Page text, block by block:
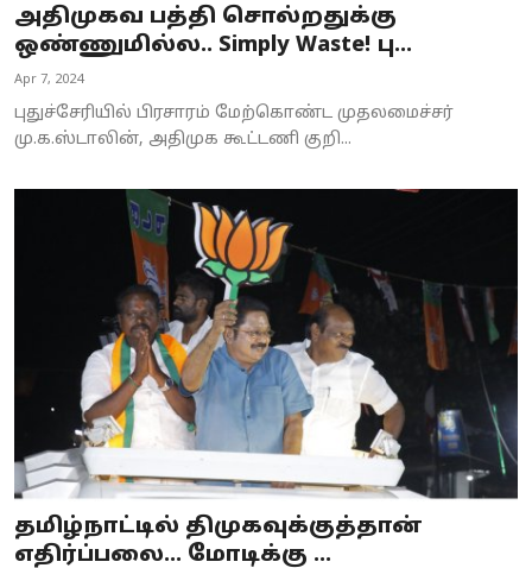
அதிமுகவ பத்தி சொல்றதுக்கு
ஒண்ணுமில்ல.. Simply Waste! பு...
Apr 7, 2024
புதுச்சேரியில் பிரசாரம் மேற்கொண்ட முதலமைச்சர்
மு.க.ஸ்டாலின், அதிமுக கூட்டணி குறி...
தமிழ்நாட்டில் திமுகவுக்குத்தான்
எதிர்ப்பலை... மோடிக்கு ...